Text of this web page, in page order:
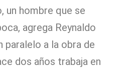
un hombre que se
agrega Reynaldo
paralelo a la obra de
dos años trabaja en